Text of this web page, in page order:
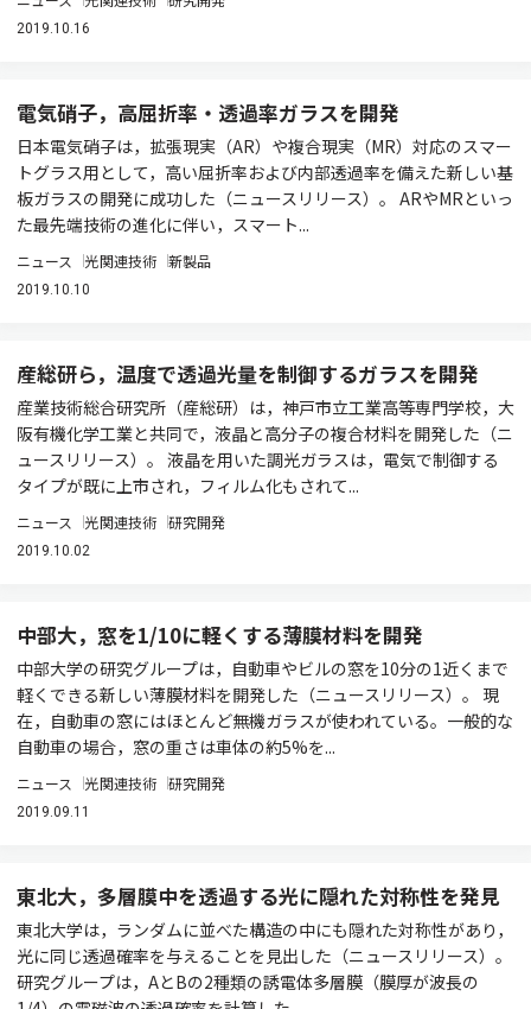
2019.10.16
電気硝子，高屈折率・透過率ガラスを開発
日本電気硝子は，拡張現実（AR）や複合現実（MR）対応のスマー
トグラス用として，高い屈折率および内部透過率を備えた新しい基
板ガラスの開発に成功した（ニュースリリース）。 ARやMRといっ
た最先端技術の進化に伴い，スマート...
ニュース 光関連技術 新製品
2019.10.10
産総研ら，温度で透過光量を制御するガラスを開発
産業技術総合研究所（産総研）は，神戸市立工業高等専門学校，大
阪有機化学工業と共同で，液晶と高分子の複合材料を開発した（ニ
ュースリリース）。 液晶を用いた調光ガラスは，電気で制御する
タイプが既に上市され，フィルム化もされて...
ニュース 光関連技術 研究開発
2019.10.02
中部大，窓を1/10に軽くする薄膜材料を開発
中部大学の研究グループは，自動車やビルの窓を10分の1近くまで
軽くできる新しい薄膜材料を開発した（ニュースリリース）。 現
在，自動車の窓にはほとんど無機ガラスが使われている。一般的な
自動車の場合，窓の重さは車体の約5%を...
ニュース 光関連技術 研究開発
2019.09.11
東北大，多層膜中を透過する光に隠れた対称性を発見
東北大学は，ランダムに並べた構造の中にも隠れた対称性があり，
光に同じ透過確率を与えることを見出した（ニュースリリース）。
研究グループは，AとBの2種類の誘電体多層膜（膜厚が波長の